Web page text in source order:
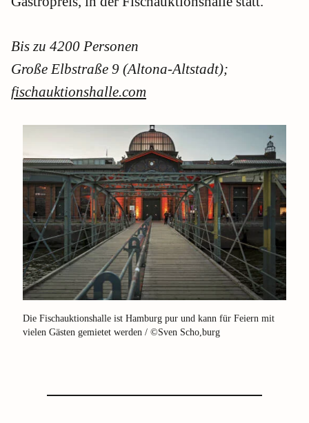
Bis zu 4200 Personen
Große Elbstraße 9 (Altona-Altstadt);
fischauktionshalle.com
Die Fischauktionshalle ist Hamburg pur und kann für Feiern mit
vielen Gästen gemietet werden / ©Sven Scho,burg